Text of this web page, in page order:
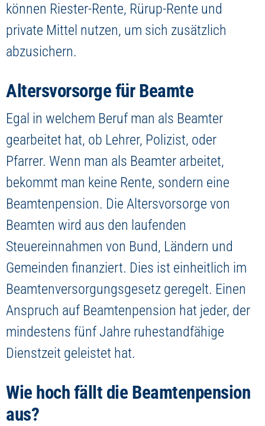
können Riester-Rente, Rürup-Rente und
private Mittel nutzen, um sich zusätzlich
abzusichern.
Altersvorsorge für Beamte
Egal in welchem Beruf man als Beamter
gearbeitet hat, ob Lehrer, Polizist, oder
Pfarrer. Wenn man als Beamter arbeitet,
bekommt man keine Rente, sondern eine
Beamtenpension. Die Altersvorsorge von
Beamten wird aus den laufenden
Steuereinnahmen von Bund, Ländern und
Gemeinden finanziert. Dies ist einheitlich im
Beamtenversorgungsgesetz geregelt. Einen
Anspruch auf Beamtenpension hat jeder, der
mindestens fünf Jahre ruhestandfähige
Dienstzeit geleistet hat.
Wie hoch fällt die Beamtenpension
aus?